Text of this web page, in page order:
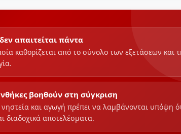
απαιτείται πάντα
καθορίζεται από το σύνολο των εξετάσεων και
βοηθούν στη σύγκριση
και αγωγή πρέπει να λαμβάνονται υπόψη
διαδοχικά αποτελέσματα.